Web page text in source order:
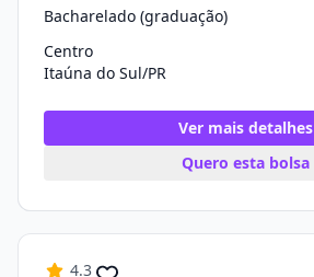
Bacharelado (graduação)
Centro
Itaúna do Sul/PR
Ver mais detalhes
Quero esta bolsa
4.3